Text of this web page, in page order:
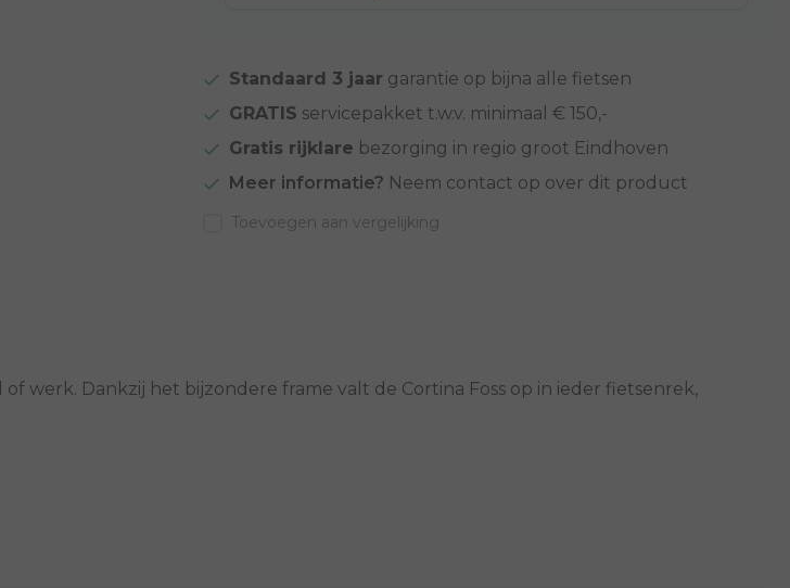
Standaard 3 jaar garantie op bijna alle fietsen
GRATIS servicepakket t.w.v. minimaal € 150,-
Gratis rijklare bezorging in regio groot Eindhoven
Meer informatie? Neem contact op over dit product
Toevoegen aan vergelijking
werk. Dankzij het bijzondere frame valt de Cortina Foss op in ieder fietsenrek,